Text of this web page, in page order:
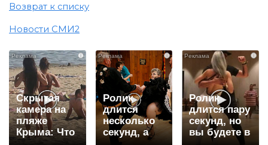
Возврат к списку
Новости СМИ2
i
Скрытая
камера на
пляже
Крыма: Что
i
Ролик
длится
несколько
секунд, а
i
Ролик
длится пару
секунд, но
вы будете в